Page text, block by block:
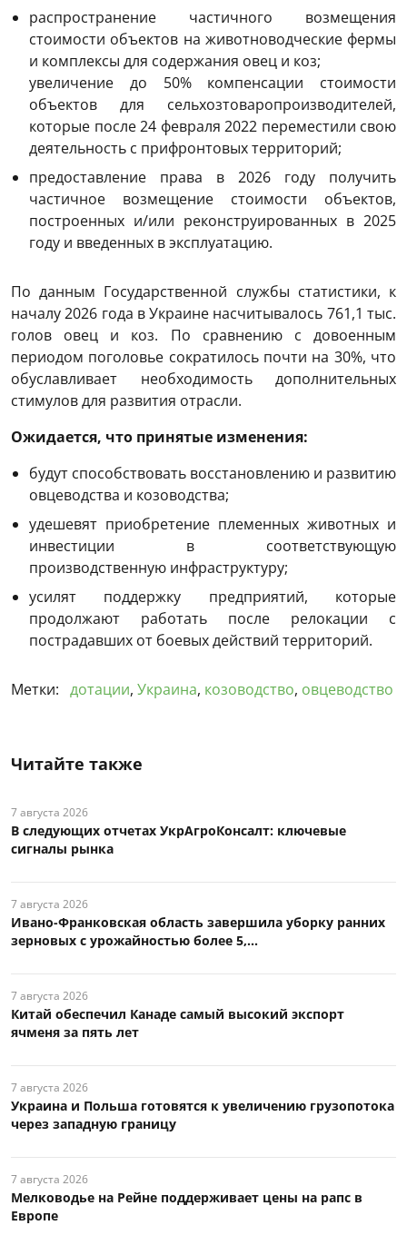
распространение частичного возмещения
стоимости объектов на животноводческие фермы
и комплексы для содержания овец и коз;
увеличение до 50% компенсации стоимости
объектов для сельхозтоваропроизводителей,
которые после 24 февраля 2022 переместили свою
деятельность с прифронтовых территорий;
предоставление права в 2026 году получить
частичное возмещение стоимости объектов,
построенных и/или реконструированных в 2025
году и введенных в эксплуатацию.
По данным Государственной службы статистики, к
началу 2026 года в Украине насчитывалось 761,1 тыс.
голов овец и коз. По сравнению с довоенным
периодом поголовье сократилось почти на 30%, что
обуславливает необходимость дополнительных
стимулов для развития отрасли.
Ожидается, что принятые изменения:
будут способствовать восстановлению и развитию
овцеводства и козоводства;
удешевят приобретение племенных животных и
инвестиции в соответствующую
производственную инфраструктуру;
усилят поддержку предприятий, которые
продолжают работать после релокации с
пострадавших от боевых действий территорий.
Метки: дотации, Украина, козоводство, овцеводство
Читайте также
7 августа 2026
В следующих отчетах УкрАгроКонсалт: ключевые
сигналы рынка
7 августа 2026
Ивано-Франковская область завершила уборку ранних
зерновых с урожайностью более 5,...
7 августа 2026
Китай обеспечил Канаде самый высокий экспорт
ячменя за пять лет
7 августа 2026
Украина и Польша готовятся к увеличению грузопотока
через западную границу
7 августа 2026
Мелководье на Рейне поддерживает цены на рапс в
Европе